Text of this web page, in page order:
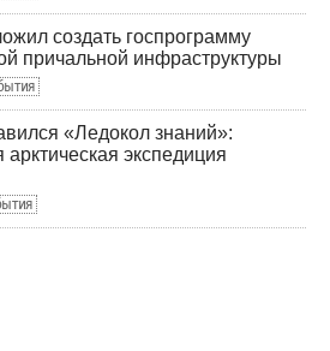
создать госпрограмму
причальной инфраструктуры
«Ледокол знаний»:
экспедиция